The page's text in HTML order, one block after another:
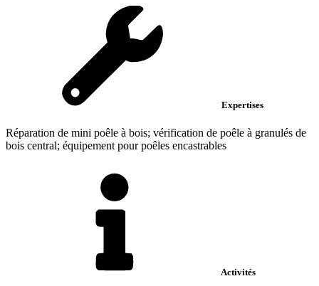
Expertises
Réparation de mini poêle à bois; vérification de poêle à granulés de
bois central; équipement pour poêles encastrables
Activités